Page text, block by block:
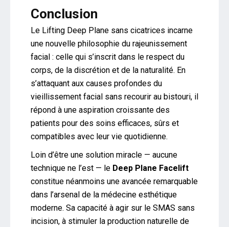
Conclusion
Le Lifting Deep Plane sans cicatrices incarne
une nouvelle philosophie du rajeunissement
facial : celle qui s’inscrit dans le respect du
corps, de la discrétion et de la naturalité. En
s’attaquant aux causes profondes du
vieillissement facial sans recourir au bistouri, il
répond à une aspiration croissante des
patients pour des soins efficaces, sûrs et
compatibles avec leur vie quotidienne.
Loin d’être une solution miracle — aucune
technique ne l’est — le Deep Plane Facelift
constitue néanmoins une avancée remarquable
dans l’arsenal de la médecine esthétique
moderne. Sa capacité à agir sur le SMAS sans
incision, à stimuler la production naturelle de